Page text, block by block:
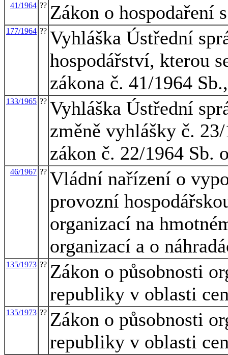
41/1964 ?? Zákon o hospodaření
177/1964 ?? Vyhláška Ústřední
hospodářství, kterou
zákona č. 41/1964
133/1965 ?? Vyhláška Ústřední
změně vyhlášky č.
zákon č. 22/1964 Sb.
46/1967 ?? Vládní nařízení o
provozní
organizací na
organizací a o
135/1973 ?? Zákon o působnosti
republiky v oblasti
135/1973 ?? Zákon o působnosti
republiky v oblasti